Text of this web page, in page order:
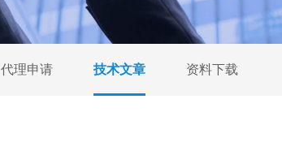
代理申请 技术文章 资料下载